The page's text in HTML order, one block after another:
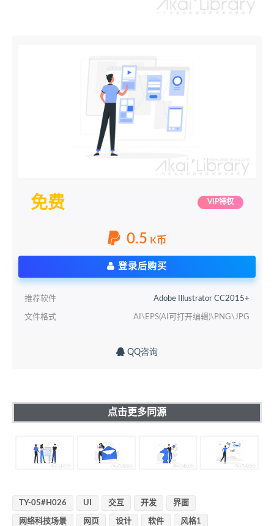
免费 VIP特权
0.5 K币
登录后购买
推荐软件 Adobe Illustrator CC2015+
文件格式 AI\EPS(AI可打开编辑)\PNG\JPG
QQ咨询
点击更多同源
TY-05#H026 UI 交互 开发 界面
网络科技场景 网页 设计 软件 风格1